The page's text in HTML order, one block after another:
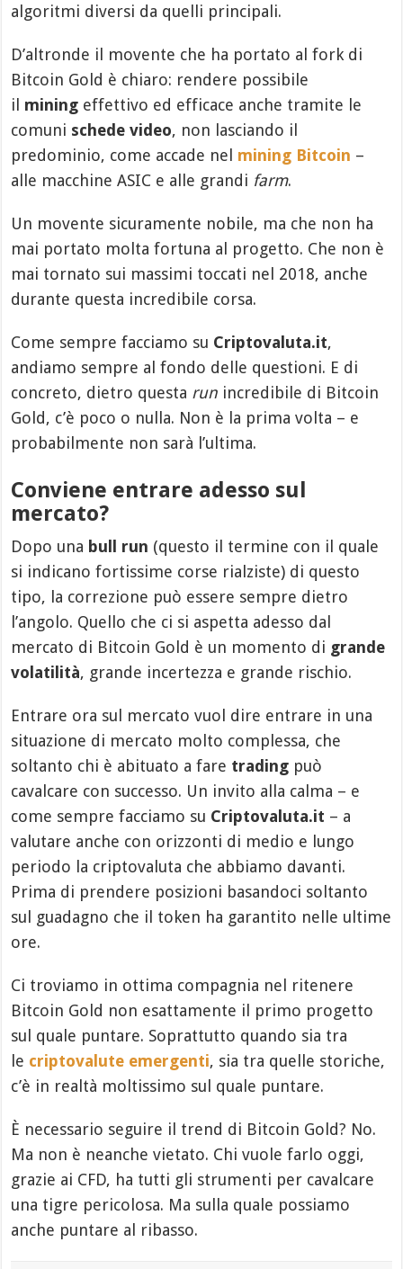
algoritmi diversi da quelli principali.
D’altronde il movente che ha portato al fork di
Bitcoin Gold è chiaro: rendere possibile
il mining effettivo ed efficace anche tramite le
comuni schede video, non lasciando il
predominio, come accade nel mining Bitcoin –
alle macchine ASIC e alle grandi farm.
Un movente sicuramente nobile, ma che non ha
mai portato molta fortuna al progetto. Che non è
mai tornato sui massimi toccati nel 2018, anche
durante questa incredibile corsa.
Come sempre facciamo su Criptovaluta.it,
andiamo sempre al fondo delle questioni. E di
concreto, dietro questa run incredibile di Bitcoin
Gold, c’è poco o nulla. Non è la prima volta – e
probabilmente non sarà l’ultima.
Conviene entrare adesso sul
mercato?
Dopo una bull run (questo il termine con il quale
si indicano fortissime corse rialziste) di questo
tipo, la correzione può essere sempre dietro
l’angolo. Quello che ci si aspetta adesso dal
mercato di Bitcoin Gold è un momento di grande
volatilità, grande incertezza e grande rischio.
Entrare ora sul mercato vuol dire entrare in una
situazione di mercato molto complessa, che
soltanto chi è abituato a fare trading può
cavalcare con successo. Un invito alla calma – e
come sempre facciamo su Criptovaluta.it – a
valutare anche con orizzonti di medio e lungo
periodo la criptovaluta che abbiamo davanti.
Prima di prendere posizioni basandoci soltanto
sul guadagno che il token ha garantito nelle ultime
ore.
Ci troviamo in ottima compagnia nel ritenere
Bitcoin Gold non esattamente il primo progetto
sul quale puntare. Soprattutto quando sia tra
le criptovalute emergenti, sia tra quelle storiche,
c’è in realtà moltissimo sul quale puntare.
È necessario seguire il trend di Bitcoin Gold? No.
Ma non è neanche vietato. Chi vuole farlo oggi,
grazie ai CFD, ha tutti gli strumenti per cavalcare
una tigre pericolosa. Ma sulla quale possiamo
anche puntare al ribasso.